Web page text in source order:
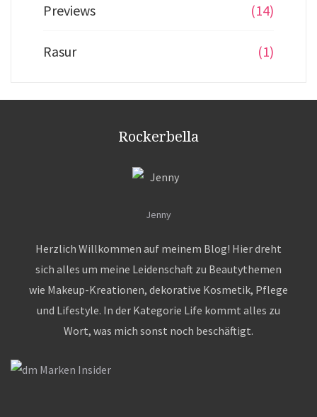
Previews (14)
Rasur (1)
Rockerbella
Jenny
Herzlich Willkommen auf meinem Blog! Hier dreht
sich alles um meine Leidenschaft zu Beautythemen
wie Makeup-Kreationen, dekorative Kosmetik, Pflege
und Lifestyle. In der Kategorie Life kommt alles zu
Wort, was mich sonst noch beschäftigt.